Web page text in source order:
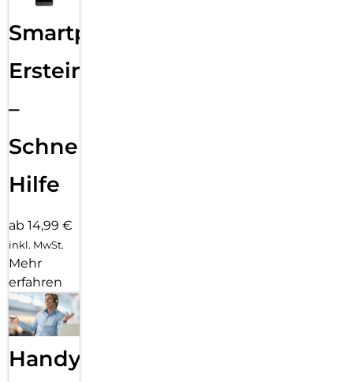
Smartphone
Ersteinrichtung
–
Schnelle
Hilfe
ab 14,99 €
inkl. MwSt.
Mehr
erfahren
Handy